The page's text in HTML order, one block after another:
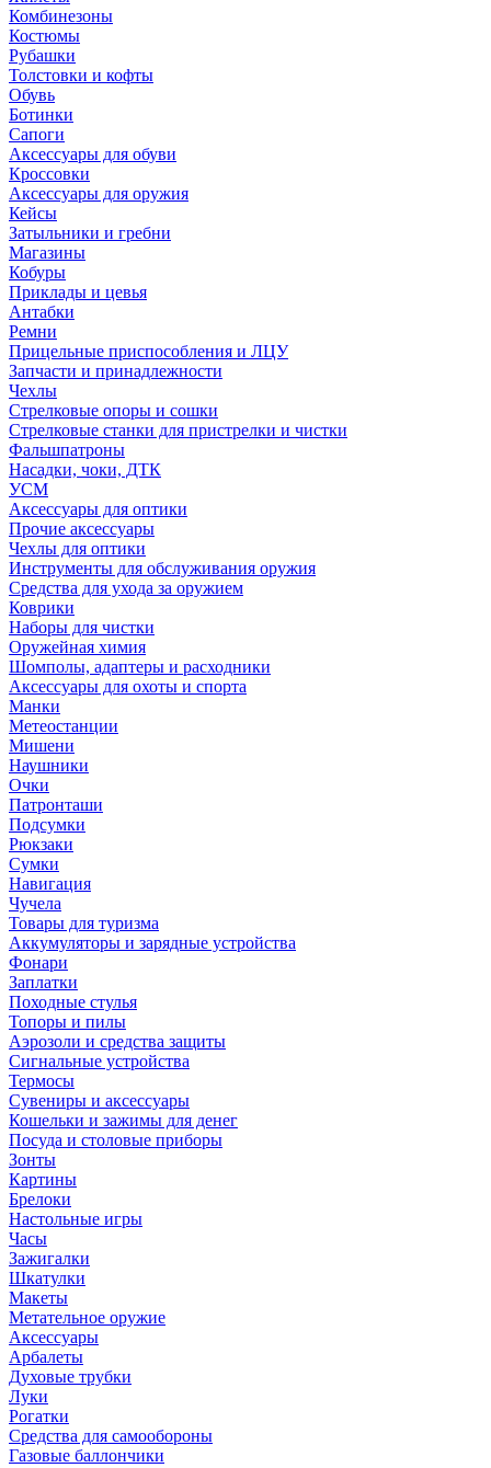
Комбинезоны
Костюмы
Рубашки
Толстовки и кофты
Обувь
Ботинки
Сапоги
Аксессуары для обуви
Кроссовки
Аксессуары для оружия
Кейсы
Затыльники и гребни
Магазины
Кобуры
Приклады и цевья
Антабки
Ремни
Прицельные приспособления и ЛЦУ
Запчасти и принадлежности
Чехлы
Стрелковые опоры и сошки
Стрелковые станки для пристрелки и чистки
Фальшпатроны
Насадки, чоки, ДТК
УСМ
Аксессуары для оптики
Прочие аксессуары
Чехлы для оптики
Инструменты для обслуживания оружия
Средства для ухода за оружием
Коврики
Наборы для чистки
Оружейная химия
Шомполы, адаптеры и расходники
Аксессуары для охоты и спорта
Манки
Метеостанции
Мишени
Наушники
Очки
Патронташи
Подсумки
Рюкзаки
Сумки
Навигация
Чучела
Товары для туризма
Аккумуляторы и зарядные устройства
Фонари
Заплатки
Походные стулья
Топоры и пилы
Аэрозоли и средства защиты
Сигнальные устройства
Термосы
Сувениры и аксессуары
Кошельки и зажимы для денег
Посуда и столовые приборы
Зонты
Картины
Брелоки
Настольные игры
Часы
Зажигалки
Шкатулки
Макеты
Метательное оружие
Аксессуары
Арбалеты
Духовые трубки
Луки
Рогатки
Средства для самообороны
Газовые баллончики